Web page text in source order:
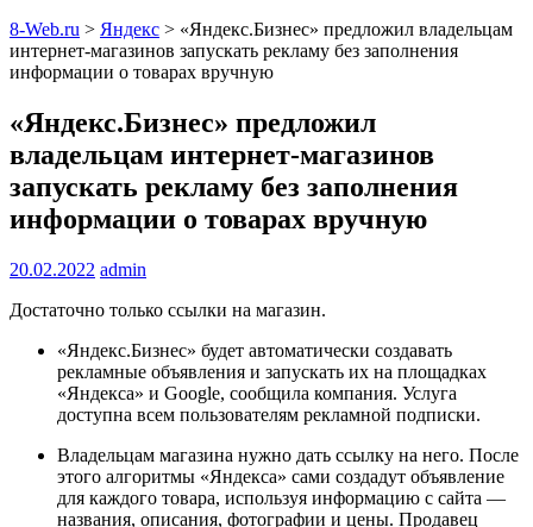
8-Web.ru > Яндекс > «Яндекс.Бизнес» предложил владельцам
интернет-магазинов запускать рекламу без заполнения
информации о товарах вручную
«Яндекс.Бизнес» предложил
владельцам интернет-магазинов
запускать рекламу без заполнения
информации о товарах вручную
20.02.2022 admin
Достаточно только ссылки на магазин.
«Яндекс.Бизнес» будет автоматически создавать
рекламные объявления и запускать их на площадках
«Яндекса» и Google, сообщила компания. Услуга
доступна всем пользователям рекламной подписки.
Владельцам магазина нужно дать ссылку на него. После
этого алгоритмы «Яндекса» сами создадут объявление
для каждого товара, используя информацию с сайта —
названия, описания, фотографии и цены. Продавец